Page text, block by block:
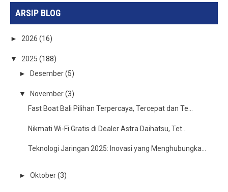
ARSIP BLOG
►2026(16)
▼ 2025(188)
►
Desember(5)
▼ November(3)
Fast Boat Bali Pilihan Terpercaya, Tercepat dan Te...
Nikmati Wi-Fi Gratis di Dealer Astra Daihatsu, Tet...
Teknologi Jaringan 2025: Inovasi yang Menghubungka...
► Oktober(3)